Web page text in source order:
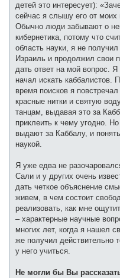
детей это интересует):
сейчас я слышу его от
Обычно люди забывают о
кибернетика, потому что
область науки, я не
Израиль и продолжил свои
дать ответ на мой вопрос.
начал искать каббалистов.
время поисков я
красные нитки и святую
танцам, выдавая это за
приклеить к чему угодно.
выдают за Каббалу, и
наукой.
Я уже едва не
Сали и у других очень
дать четкое объяснение
живем, в чем состоит
реализовать, как мне
– характерные научные
многих лет, когда я нашел
же получил действительно
у него учиться.
Не могли бы Вы